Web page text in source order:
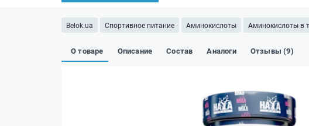
Belok.ua Спортивное питание Аминокислоты Аминокислоты в
О товаре Описание Состав Аналоги Отзывы (9)